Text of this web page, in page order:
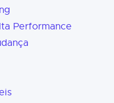
Performance